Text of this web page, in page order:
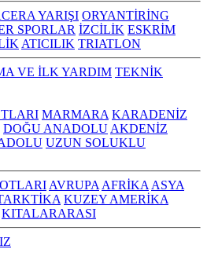
YARIŞI ORYANTİRİNG
SPORLAR İZCİLİK ESKRİM
ATICILIK TRIATLON
VE İLK YARDIM TEKNİK
MARMARA KARADENİZ
DOĞU ANADOLU AKDENİZ
UZUN SOLUKLU
AVRUPA AFRİKA ASYA
KUZEY AMERİKA
KITALARARASI